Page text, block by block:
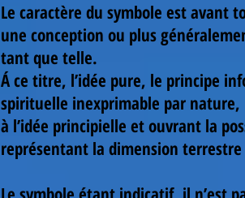
Le caractère du symbole est avant
une conception ou plus
tant que telle.
Á ce titre, l’idée pure, le principe
spirituelle inexprimable par
à l’idée principielle et ouvrant la
représentant la dimension